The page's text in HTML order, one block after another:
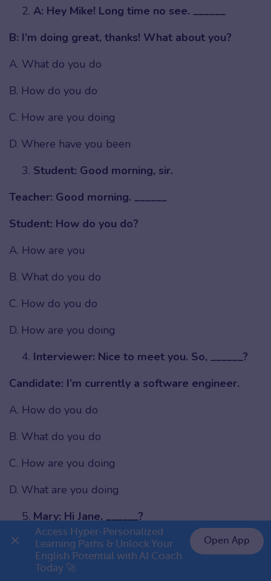
A: Hey Mike! Long time no see. ______
B: I’m doing great, thanks! What about you?
A. What do you do
B. How do you do
C. How are you doing
D. Where have you been
Student: Good morning, sir.
Teacher: Good morning. ______
Student: How do you do?
A. How are you
B. What do you do
C. How do you do
D. How are you doing
Interviewer: Nice to meet you. So, ______?
Candidate: I’m currently a software engineer.
A. How do you do
B. What do you do
C. How are you doing
D. What are you doing
Mary: Hi Jane, ______?
Jane: I’m fine, thanks! And you?
A. How are you
👉 Premium 1 năm chỉ 799K
Access Hyper-Personalized
Learning Paths & Unlock Your
English Potential with AI Coach
Today 🚀
Open App